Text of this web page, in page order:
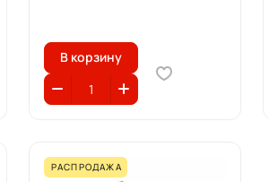
В корзину
РАСПРОДАЖА